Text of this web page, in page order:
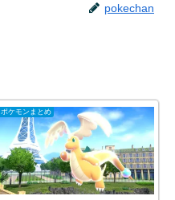
pokechan
ポケモンまとめ